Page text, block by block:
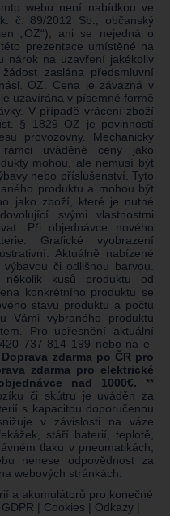
webu není nabídkou ve
č. 89/2012 Sb., občanský
„OZ“), ani se nejedná o
prezentace umístěné na
nárok na uzavření jakékoliv
zaslána předsmluvní
OZ. Cena je závazná v
uzavírána v písemné formě
V případě vrácení zboží
§ 1829 OZ je povinností
provozovny. Mechanický
uváděné ceny jako
mohou, ale nemusí být
nebo příslušenství. Tyto
produktu a mohou být
jako zboží, které je nutné
svými vlastnostmi
Při objednávce nového
Grafické vyobrazení
Aktuálně nabízené
či odlišnou barvou.
kusů produktu od
konkrétního produktu se
stavu produktu a počtu
Vámi vybraného produktu
Pro upřesnění aktuální
737 814 199 nebo na e-
Doprava zdarma po ČR pro
zdarma pro elektrické
nad 1000€. **
či skútru je uváděn za
s kapacitou doporučenou
v závislosti na váze
stáří baterií, teplotě,
tlaku v pneumatikách,
nenese odpovědnost za
webových stránkách.
a akumulátorů pro konečné
| Cookies | Odkazy|